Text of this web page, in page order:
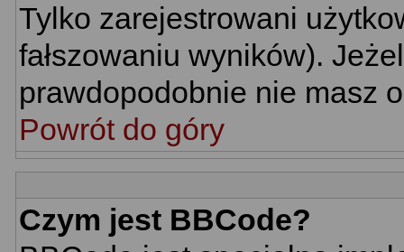
Tylko zarejestrowani
fałszowaniu wyników).
prawdopodobnie nie masz
Powrót do góry
Czym jest BBCode?